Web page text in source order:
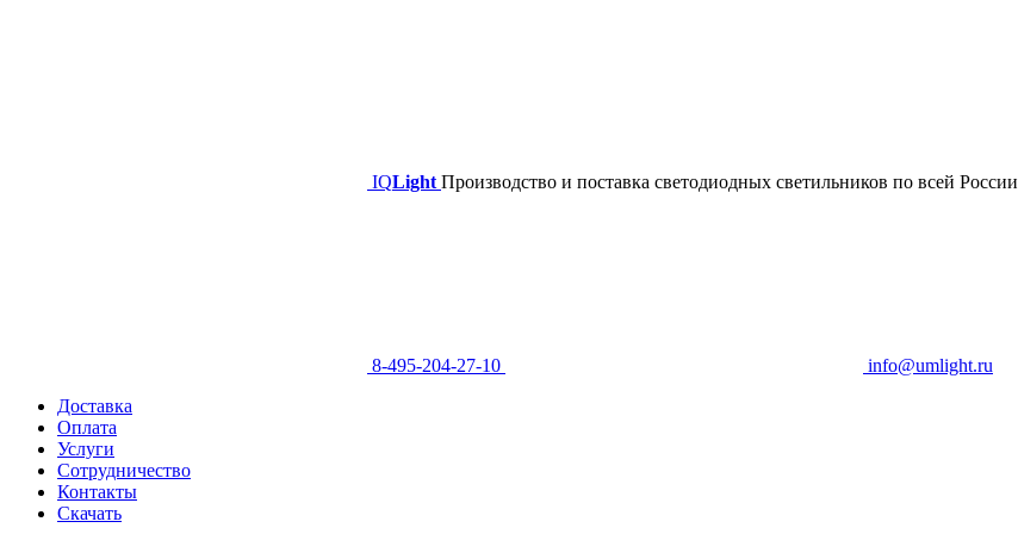
IQLight Производство и поставка светодиодных светильников по всей России
8-495-204-27-10
info@umlight.ru
Доставка
Оплата
Услуги
Сотрудничество
Контакты
Скачать